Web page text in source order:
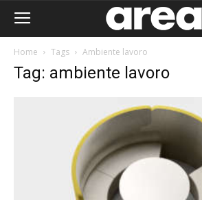
Home Tags Ambiente lavoro
Tag: ambiente lavoro